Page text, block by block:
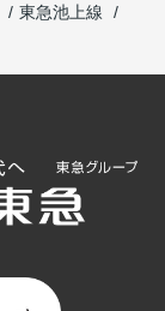
東急池上線